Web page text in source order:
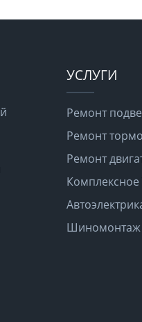
УСЛУГИ
Ремонт
Ремонт
Ремонт
Шиномонтаж